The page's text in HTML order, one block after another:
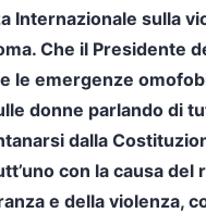
Internazionale sulla
Che il Presidente
le emergenze
donne parlando di
dalla
con la causa del
e della violenza,